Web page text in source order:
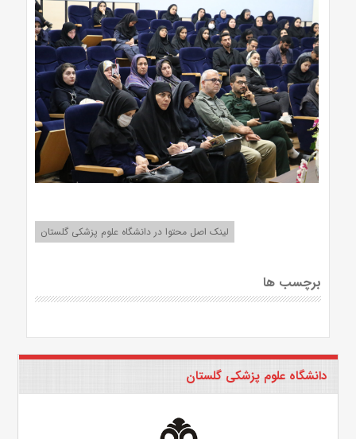
لینک اصل محتوا در دانشگاه علوم پزشکی گلستان
برچسب ها
دانشگاه علوم پزشکی گلستان